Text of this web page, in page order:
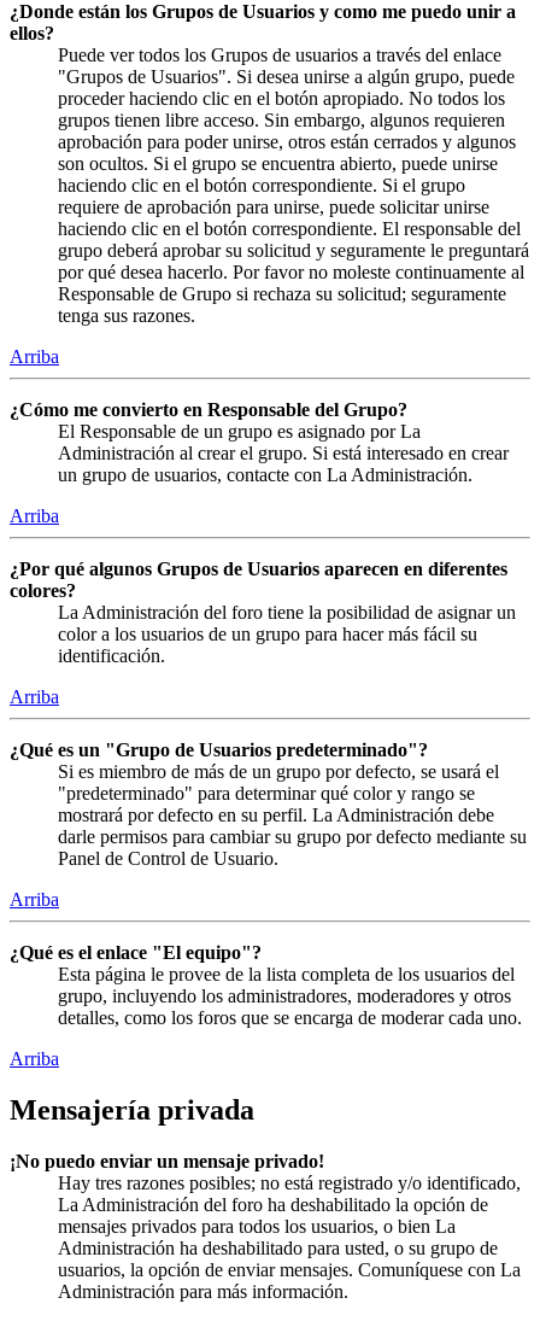
¿Donde están los Grupos de Usuarios y como me puedo unir a
ellos?
Puede ver todos los Grupos de usuarios a través del enlace
"Grupos de Usuarios". Si desea unirse a algún grupo, puede
proceder haciendo clic en el botón apropiado. No todos los
grupos tienen libre acceso. Sin embargo, algunos requieren
aprobación para poder unirse, otros están cerrados y algunos
son ocultos. Si el grupo se encuentra abierto, puede unirse
haciendo clic en el botón correspondiente. Si el grupo
requiere de aprobación para unirse, puede solicitar unirse
haciendo clic en el botón correspondiente. El responsable del
grupo deberá aprobar su solicitud y seguramente le preguntará
por qué desea hacerlo. Por favor no moleste continuamente al
Responsable de Grupo si rechaza su solicitud; seguramente
tenga sus razones.
Arriba
¿Cómo me convierto en Responsable del Grupo?
El Responsable de un grupo es asignado por La
Administración al crear el grupo. Si está interesado en crear
un grupo de usuarios, contacte con La Administración.
Arriba
¿Por qué algunos Grupos de Usuarios aparecen en diferentes
colores?
La Administración del foro tiene la posibilidad de asignar un
color a los usuarios de un grupo para hacer más fácil su
identificación.
Arriba
¿Qué es un "Grupo de Usuarios predeterminado"?
Si es miembro de más de un grupo por defecto, se usará el
"predeterminado" para determinar qué color y rango se
mostrará por defecto en su perfil. La Administración debe
darle permisos para cambiar su grupo por defecto mediante su
Panel de Control de Usuario.
Arriba
¿Qué es el enlace "El equipo"?
Esta página le provee de la lista completa de los usuarios del
grupo, incluyendo los administradores, moderadores y otros
detalles, como los foros que se encarga de moderar cada uno.
Arriba
Mensajería privada
¡No puedo enviar un mensaje privado!
Hay tres razones posibles; no está registrado y/o identificado,
La Administración del foro ha deshabilitado la opción de
mensajes privados para todos los usuarios, o bien La
Administración ha deshabilitado para usted, o su grupo de
usuarios, la opción de enviar mensajes. Comuníquese con La
Administración para más información.